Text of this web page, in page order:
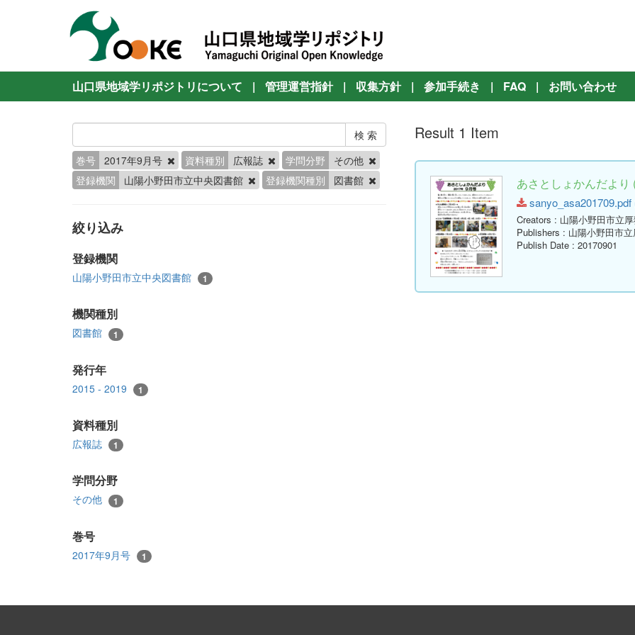
山口県地域学リポジトリについて | 管理運営指針 | 収集方針 | 参加手続き | FAQ | お問い合わせ
巻号 2017年9月号 資料種別 広報誌 学問分野
その他
登録機関
山陽小野田市立中央図書館 登録機関種別 図書館
絞り込み
登録機関
山陽小野田市立中央図書館 1
機関種別
図書館 1
発行年
2015 - 2019 1
資料種別
広報誌 1
学問分野
その他 1
巻号
2017年9月号 1
Result 1 Item
あさとしょかんだよ
sanyo_asa201709.pdf
Creators : 山陽小野田市立
Publishers : 山陽小野田市
Publish Date : 20170901